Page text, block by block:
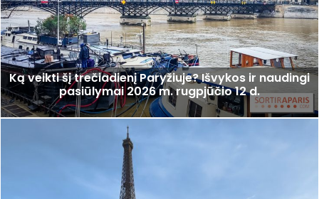
Ką veikti šį trečiadienį Paryžiuje? Išvykos ir naudingi
pasiūlymai 2026 m. rugpjūčio 12 d.